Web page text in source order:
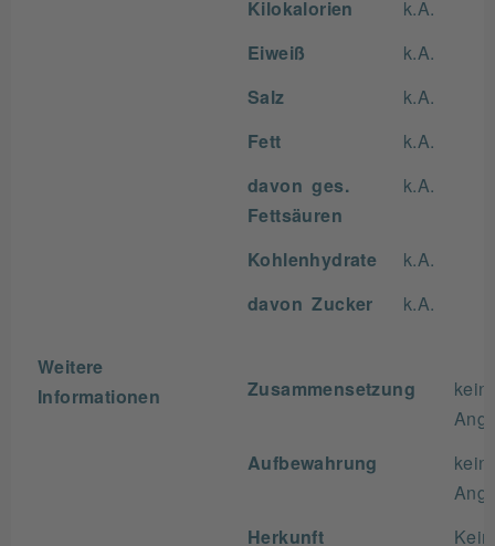
Kilokalorien k.A.
Eiweiß k.A.
Salz k.A.
Fett k.A.
davon ges.
Fettsäuren
k.A.
Kohlenhydrate k.A.
davon Zucker k.A.
Weitere
Informationen
Zusammensetzung
Aufbewahrung
Herkunft